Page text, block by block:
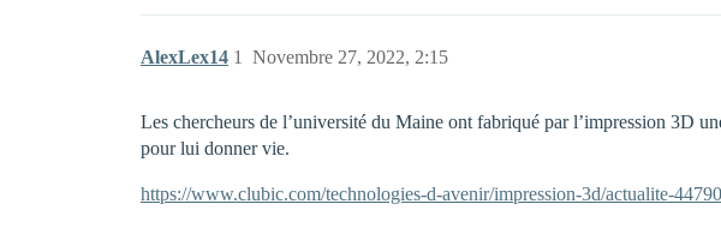
AlexLex14 Novembre 27, 2022, 2:15
1
Les chercheurs de l’université du Maine ont fabriqué par l’impression 3D
pour lui donner vie.
https://www.clubic.com/technologies-d-avenir/impression-3d/actualite-